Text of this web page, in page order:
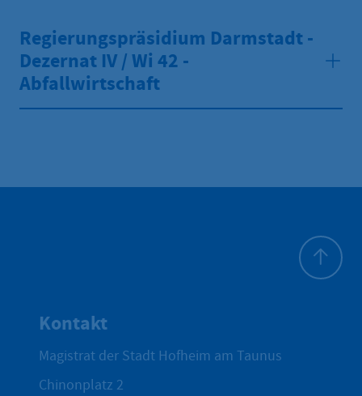
Regierungspräsidium Darmstadt -
Dezernat IV / Wi 42 -
Abfallwirtschaft
Kontakt
Magistrat der Stadt Hofheim am Taunus
Chinonplatz 2